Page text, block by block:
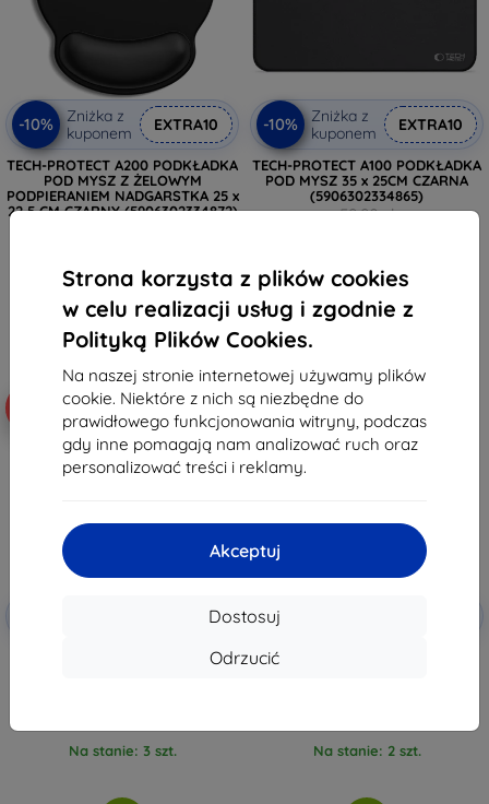
Strona korzysta z plików cookies
w celu realizacji usług i zgodnie z
Polityką Plików Cookies.
Na naszej stronie internetowej używamy plików
cookie. Niektóre z nich są niezbędne do
prawidłowego funkcjonowania witryny, podczas
gdy inne pomagają nam analizować ruch oraz
personalizować treści i reklamy.
Akceptuj
Dostosuj
Odrzucić
-10%
Zniżka z
kuponem
EXTRA10
TECH-PROTECT A200 PODKŁADKA
POD MYSZ Z ŻELOWYM
PODPIERANIEM NADGARSTKA 25 x
22,5 CM CZARNY (5906302334872)
Na stanie: > 5 szt.
-10%
Zniżka z
kuponem
EXTRA10
TECH-PROTECT A100 PODKŁADKA
POD MYSZ 35 x 25CM CZARNA
(5906302334865)
59,90 zł
Ostatnia sztuka w magazynie
EXTRA10
Xiaomi Gamingowa mysz Lite
Na stanie: 3 szt.
-28%
-10%
Havit MS1036 RGB przewodowa
Na stanie: 2 szt.